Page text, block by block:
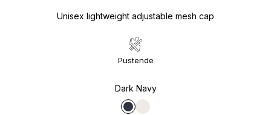
Unisex lightweight adjustable mesh cap
Pustende
Dark Navy